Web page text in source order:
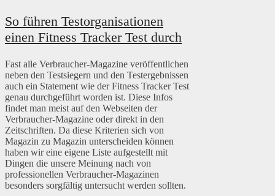
So führen Testorganisationen
einen Fitness Tracker Test durch
Fast alle Verbraucher-Magazine veröffentlichen
neben den Testsiegern und den Testergebnissen
auch ein Statement wie der Fitness Tracker Test
genau durchgeführt worden ist. Diese Infos
findet man meist auf den Webseiten der
Verbraucher-Magazine oder direkt in den
Zeitschriften. Da diese Kriterien sich von
Magazin zu Magazin unterscheiden können
haben wir eine eigene Liste aufgestellt mit
Dingen die unsere Meinung nach von
professionellen Verbraucher-Magazinen
besonders sorgfältig untersucht werden sollten.